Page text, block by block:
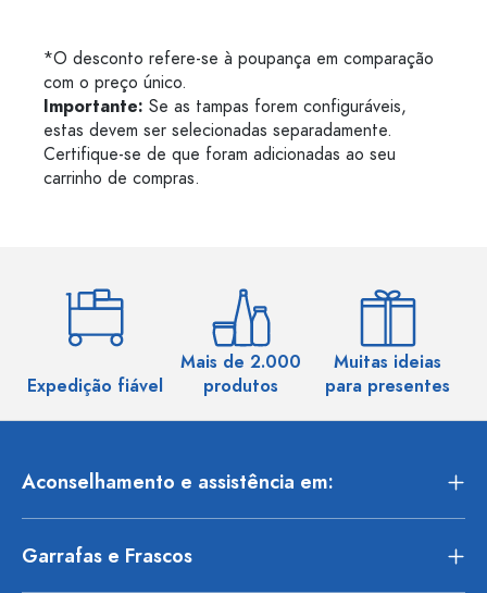
*O desconto refere-se à poupança em comparação
com o preço único.
Importante: Se as tampas forem configuráveis,
estas devem ser selecionadas separadamente.
Certifique-se de que foram adicionadas ao seu
carrinho de compras.
Expedição fiável
Mais de 2.000
produtos
Muitas ideias
para presentes
Aconselhamento e assistência em:
Garrafas e Frascos